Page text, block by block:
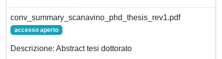
conv_summary_scanavino_phd_thesis_rev1.pdf
accesso aperto
Descrizione: Abstract tesi dottorato